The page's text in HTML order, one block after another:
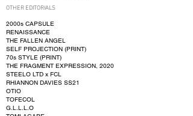
OTHER EDITORIALS
2000s CAPSULE
RENAISSANCE
THE FALLEN ANGEL
SELF PROJECTION (PRINT)
70s STYLE (PRINT)
THE FRAGMENT EXPRESSION, 2020
STEELO LTD x FCL
RHIANNON DAVIES SS21
OTIO
TOFECOL
G.L.L.L.O